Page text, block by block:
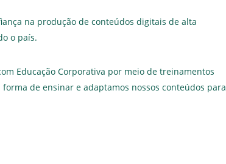
na produção de conteúdos digitais de alta
o país.
Educação Corporativa por meio de treinamentos
de ensinar e adaptamos nossos conteúdos para